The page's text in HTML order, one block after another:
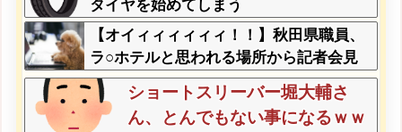
タイヤを始めてしまう
【オイィィィィィィ！！】秋田県職員、
ラ○ホテルと思われる場所から記者会見
に参加してしまった結果w w w w w w w
w
ショートスリーバー堀大輔さ
ん、とんでもない事になるｗｗ